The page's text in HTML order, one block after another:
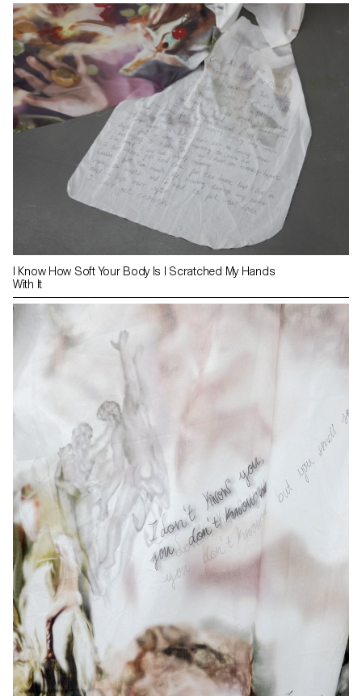
I Know How Soft Your Body Is I Scratched My Hands
With It